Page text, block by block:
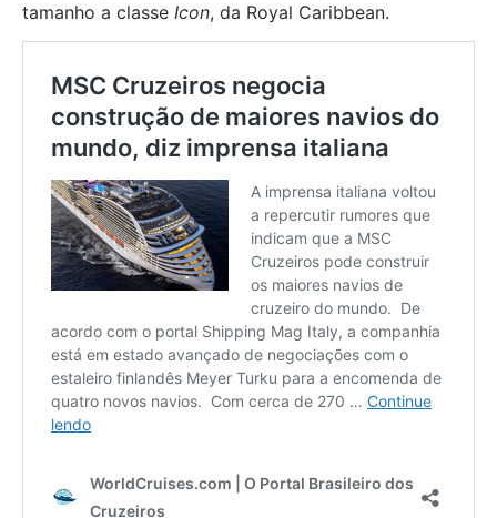
tamanho a classe Icon, da Royal Caribbean.